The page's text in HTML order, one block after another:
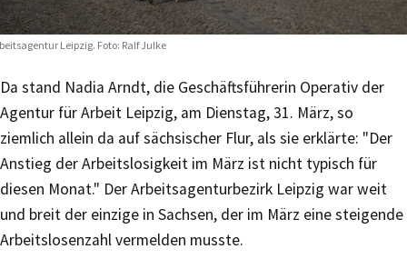
Leipzig. Foto: Ralf Julke
Da stand Nadia Arndt, die Geschäftsführerin Operativ der
Agentur für Arbeit Leipzig, am Dienstag, 31. März, so
ziemlich allein da auf sächsischer Flur, als sie erklärte: "Der
Anstieg der Arbeitslosigkeit im März ist nicht typisch für
diesen Monat." Der Arbeitsagenturbezirk Leipzig war weit
und breit der einzige in Sachsen, der im März eine steigende
Arbeitslosenzahl vermelden musste.